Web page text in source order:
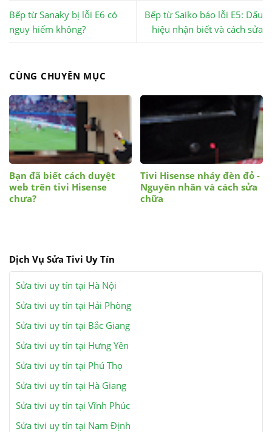
Bếp từ Sanaky bị lỗi E6 có
nguy hiểm không?
Bếp từ Saiko báo lỗi E5: Dấu
hiệu nhận biết và cách sửa
CÙNG CHUYÊN MỤC
Bạn đã biết cách duyệt
web trên tivi Hisense
chưa?
Tivi Hisense nháy đèn đỏ -
Nguyên nhân và cách sửa
chữa
Dịch Vụ Sửa Tivi Uy Tín
Sửa tivi uy tín tại Hà Nội
Sửa tivi uy tín tại Hải Phòng
Sửa tivi uy tín tại Bắc Giang
Sửa tivi uy tín tại Hưng Yên
Sửa tivi uy tín tại Phú Thọ
Sửa tivi uy tín tại Hà Giang
Sửa tivi uy tín tại Vĩnh Phúc
Sửa tivi uy tín tại Nam Định